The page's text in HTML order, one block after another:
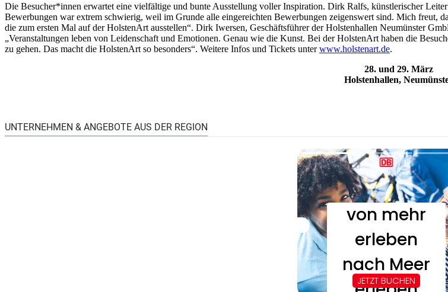
Die Besucher*innen erwartet eine vielfältige und bunte Ausstellung voller Inspiration. Dirk Ralfs, künstlerischer
Bewerbungen war extrem schwierig, weil im Grunde alle eingereichten Bewerbungen zeigenswert sind. Mich freut,
die zum ersten Mal auf der HolstenArt ausstellen“. Dirk Iwersen, Geschäftsführer der Holstenhallen Neumünster
„Veranstaltungen leben von Leidenschaft und Emotionen. Genau wie die Kunst. Bei der HolstenArt haben die
zu gehen. Das macht die HolstenArt so besonders“. Weitere Infos und Tickets unterwww.holstenart.de.
28. und 29. März
Holstenhallen,